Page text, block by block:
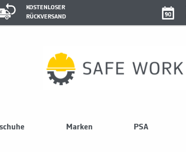
KOSTENLOSER
RÜCKVERSAND
Marken PSA